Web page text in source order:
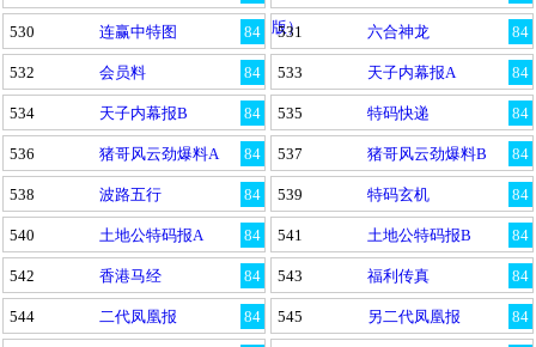
版）
84
530 连赢中特图 84
531 六合神龙
84
532 会员料 84
533 天子内幕报A
84
534 天子内幕报B 84
535 特码快递
84
536 猪哥风云劲爆料A 84
537 猪哥风云劲爆料B
84
538 波路五行 84
539 特码玄机
84
540 土地公特码报A 84
541 土地公特码报B
84
542 香港马经 84
543 福利传真
84
544 二代凤凰报 84
545 另二代凤凰报